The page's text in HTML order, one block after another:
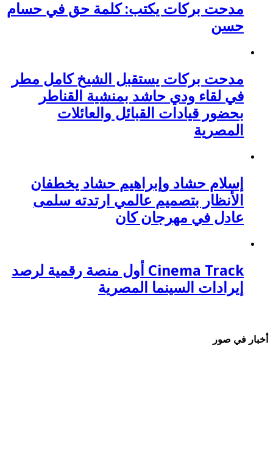
مدحت بركات يكتب: كلمة حق في حسام
حسن
مدحت بركات يستقبل الشيخ كامل مطر
في لقاء ودي حاشد بمنشية القناطر
بحضور قيادات القبائل والعائلات
المصرية
إسلام حشاد وإبراهيم حشاد يخطفان
الأنظار بتصميم عالمي ارتدته سلمى
عادل في مهرجان كان
Cinema Track أول منصة رقمية لرصد
إيرادات السينما المصرية
أخبار في صور